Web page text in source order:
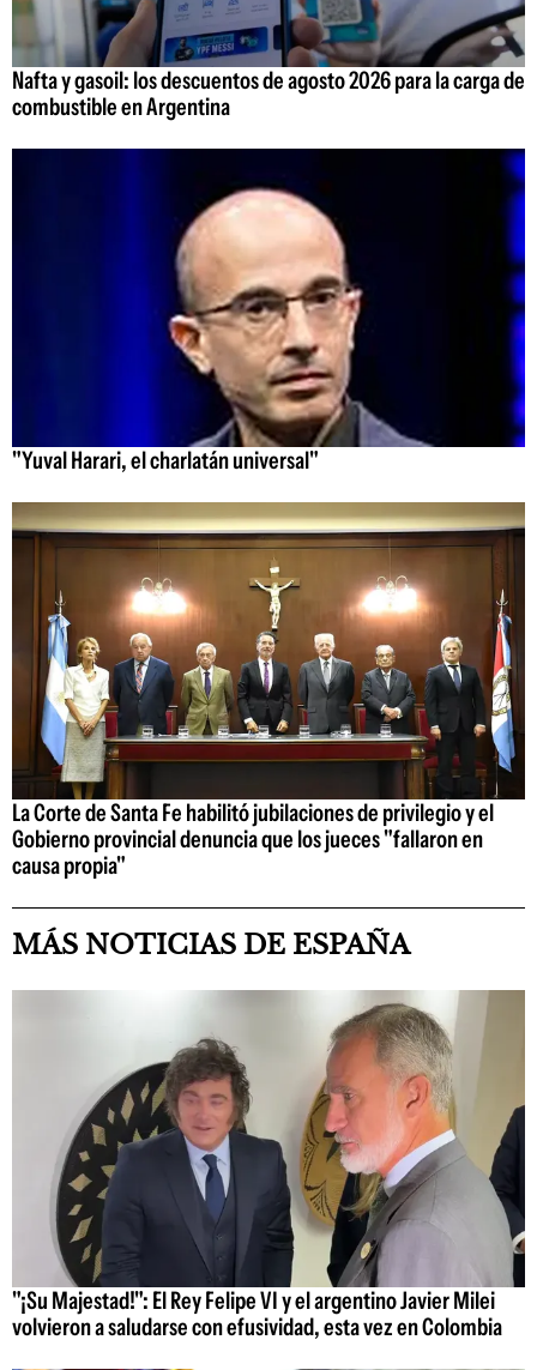
Nafta y gasoil: los descuentos de agosto 2026 para la carga de
combustible en Argentina
"Yuval Harari, el charlatán universal"
La Corte de Santa Fe habilitó jubilaciones de privilegio y el
Gobierno provincial denuncia que los jueces "fallaron en
causa propia"
MÁS NOTICIAS DE ESPAÑA
"¡Su Majestad!": El Rey Felipe VI y el argentino Javier Milei
volvieron a saludarse con efusividad, esta vez en Colombia